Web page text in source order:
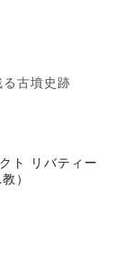
古墳史跡
ト リバティー
）